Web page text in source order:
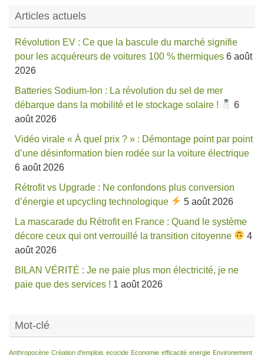
Articles actuels
Révolution EV : Ce que la bascule du marché signifie
pour les acquéreurs de voitures 100 % thermiques 6 août
2026
Batteries Sodium-Ion : La révolution du sel de mer
débarque dans la mobilité et le stockage solaire !
6
août 2026
Vidéo virale « À quel prix ? » : Démontage point par point
d’une désinformation bien rodée sur la voiture électrique
6 août 2026
Rétrofit vs Upgrade : Ne confondons plus conversion
d’énergie et upcycling technologique
5 août 2026
La mascarade du Rétrofit en France : Quand le système
décore ceux qui ont verrouillé la transition citoyenne
4
août 2026
BILAN VÉRITÉ : Je ne paie plus mon électricité, je ne
paie que des services ! 1 août 2026
Mot-clé
Anthropocène Création d'emplois ecocide Economie efficacité energie Environement